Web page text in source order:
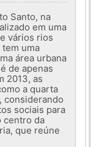
Santo, na
em uma
vários rios
tem uma
área urbana
de apenas
2013, as
a quarta
considerando
sociais para
centro da
que reúne